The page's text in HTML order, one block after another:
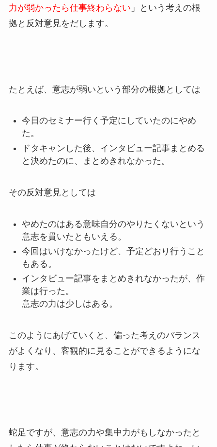
力が弱かったら仕事終わらない 」という考えの根
拠と反対意見をだします。
たとえば、意志が弱いという部分の根拠としては
今日のセミナー行く予定にしていたのにやめ
た。
ドタキャンした後、インタビュー記事まとめる
と決めたのに、まとめきれなかった。
その反対意見としては
やめたのはある意味自分のやりたくないという
意志を貫いたともいえる。
今回はいけなかったけど、予定どおり行うこと
もある。
インタビュー記事をまとめきれなかったが、作
業は行った。
意志の力は少しはある。
このようにあげていくと、偏った考えのバランス
がよくなり、客観的に見ることができるようにな
ります。
蛇足ですが、意志の力や集中力がもしなかったと